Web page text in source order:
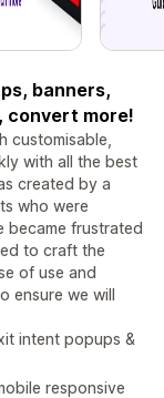
banners,
convert more!
customisable,
with all the best
created by a
who were
became frustrated
to craft the
of use and
ensure we will
intent popups &
responsive